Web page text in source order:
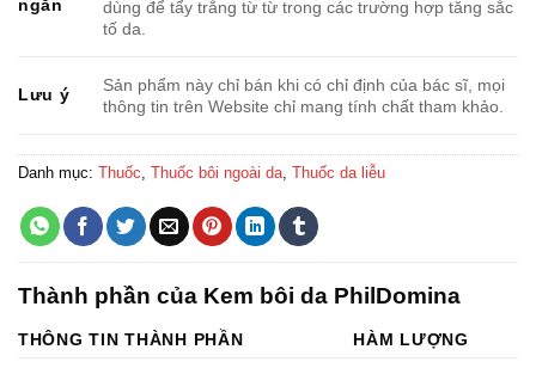
ngắn
dùng để tẩy trắng từ từ trong các trường hợp tăng sắc
tố da.
Lưu ý
Sản phẩm này chỉ bán khi có chỉ định của bác sĩ, mọi
thông tin trên Website chỉ mang tính chất tham khảo.
Danh mục: Thuốc, Thuốc bôi ngoài da, Thuốc da liễu
Thành phần của Kem bôi da PhilDomina
THÔNG TIN THÀNH PHẦN HÀM LƯỢNG